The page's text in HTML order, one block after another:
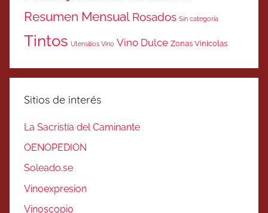
Resumen Mensual Rosados Sin categoría
Tintos Utensilios Vino Vino Dulce Zonas Vinicolas
Sitios de interés
La Sacristía del Caminante
OENOPEDION
Soleado.se
Vinoexpresion
Vinoscopio